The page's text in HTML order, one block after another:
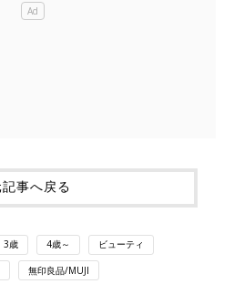
記事へ戻る
3歳 4歳～ ビューティ
無印良品/MUJI